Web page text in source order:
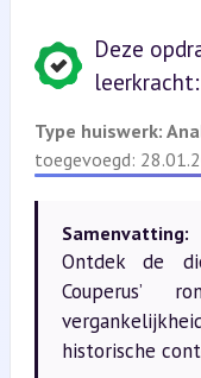
Deze
Type huiswerk:
toegevoegd:
Samenvatting:
Ontdek de
Couperus’
historische